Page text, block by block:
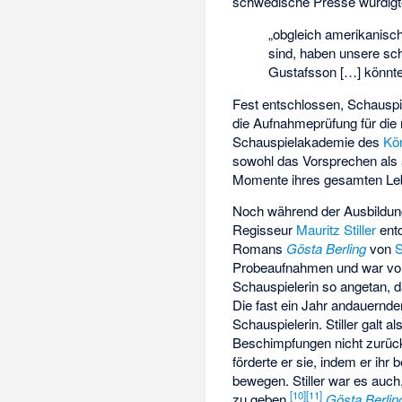
„obgleich
sind, haben unsere
Gustafsson […]
Fest entschlossen,
die Aufnahmeprüfung für
Schauspielakademie des
sowohl das Vorsprechen
Momente ihres gesamten
Noch während der
Regisseur Mauritz Stiller
Romans Gösta Berlingvon
Probeaufnahmen und war
Schauspielerin so angetan,
Die fast ein Jahr
Schauspielerin. Stiller galt
Beschimpfungen nicht
förderte er sie, indem er ihr
bewegen. Stiller war es
[10][11]